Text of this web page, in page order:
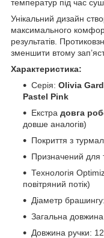
температур під час
Унікальний дизайн
максимального
результатів.
зменшити втому
Характеристика:
Серія: Olivia
Pastel Pink
Екстра довга
довше аналогів)
Покриття з
Призначений для
Технологія
повітряний потік)
Діаметр
Загальна
Довжина ручки: